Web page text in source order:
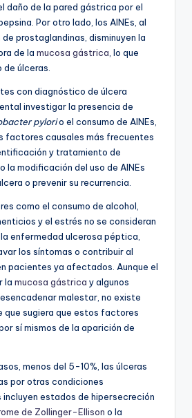
daño de la pared gástrica por el
Por otro lado, los AINEs, al
prostaglandinas, disminuyen la
de la mucosa gástrica , lo que
úlceras.
con diagnóstico de úlcera
investigar la presencia de
pylorio el consumo de AINEs,
factores causales más frecuentes
y tratamiento de
la modificación del uso de AINEs
o prevenir su recurrencia.
como el consumo de alcohol,
y el estrés no se consideran
enfermedad ulcerosa péptica,
los síntomas o contribuir al
pacientes ya afectados. Aunque el
la mucosa gástrica y algunos
malestar, no existe
que sugiera que estos factores
sí mismos de la aparición de
menos del 5-10%, las úlceras
por otras condiciones
estados de hipersecreción
de Zollinger-Ellison o la